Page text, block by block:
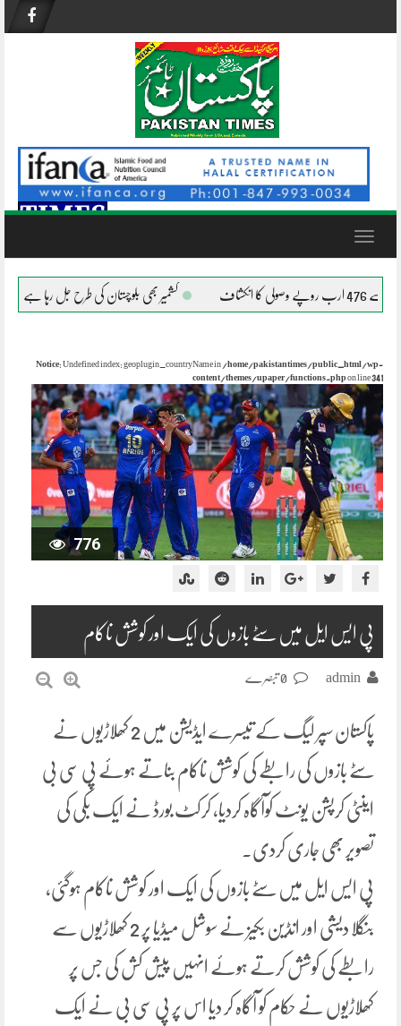
content
Toggle
کشمیر بھی بلوچستان کی طرح جل رہا ہے؟ افغانستان
Notice: Undefined index: geoplugin_countryName in /home/pakistantimes/public_html/wp-
content/themes/upaper/functions.php on line341
776
پی ایس ایل میں سٹے بازوں کی ایک اور کوشش ناکام
admin
پاکستان سپر لیگ کے تیسرے ایڈیشن میں 2 کھلاڑیوں نے
سٹے بازوں کی رابطے کی کوشش ناکام بناتے ہوئے پی سی بی
اینٹی کرپشن یونٹ کوآگاہ کردیا، کرکٹ بورڈ نے ایک بکی کی
تصویر بھی جاری کردی۔
پی ایس ایل میں سٹے بازوں کی ایک اور کوشش ناکام ہوگئی،
بنگلا دیشی اور انڈین بکیز نے سوشل میڈیا پر 2 کھلاڑیوں سے
رابطے کی کوشش کرتے ہوئے انہیں پیش کش کی جس پر
کھلاڑیوں نے حکام کو آگاہ کر دیا اس پر پی سی بی نے ایک